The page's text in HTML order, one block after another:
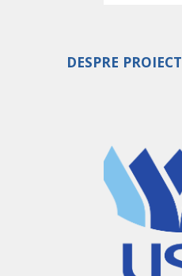
DESPRE PROIECT